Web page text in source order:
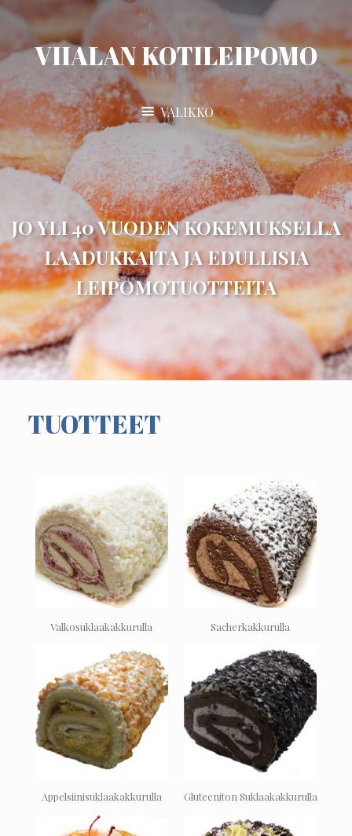
VIIALAN KOTILEIPOMO
VALIKKO
JO YLI 40 VUODEN KOKEMUKSELLA
LAADUKKAITA JA EDULLISIA
LEIPOMOTUOTTEITA
TUOTTEET
Valkosuklaakakkurulla Sacherkakkurulla
Appelsiinisuklaakakkurulla Gluteeniton Suklaakakkurulla